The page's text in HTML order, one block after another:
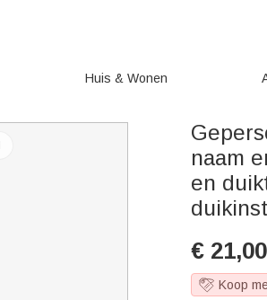
Huis & Wonen
naam
en
€ 21,00
Koop